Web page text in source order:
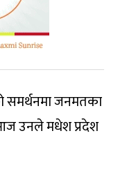
जनमतका
उनले मधेश प्रदेश